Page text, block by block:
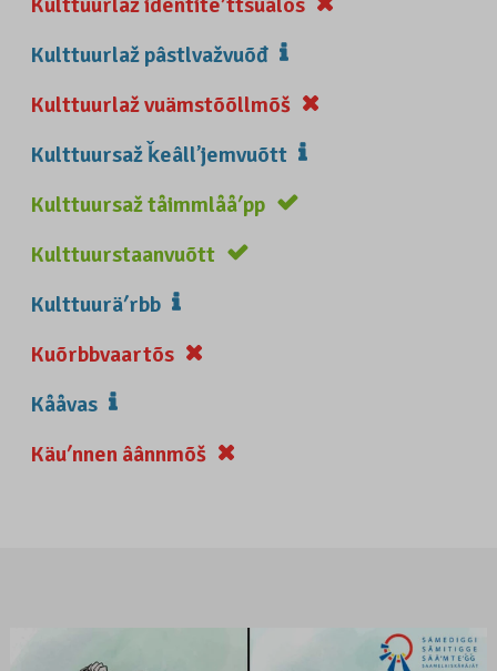
Kulttuurlaž pâstlvažvuõđ
Kulttuurlaž vuämstõõllmõš
Kulttuursaž ǩeâllʼjemvuõtt
Kulttuursaž tåimmlååʹpp
Kulttuurstaanvuõtt
Kulttuuräʹrbb
Kuõrbbvaartõs
Kååvas
Käuʹnnen âânnmõš